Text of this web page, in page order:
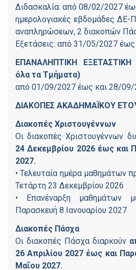
Διδασκαλία: από 08/02/2027
ημερολογιακές εβδομάδες ΔΕ-
αναπληρώσεων, 2 διακοπών
Εξετάσεις: από 31/05/2027
ΕΠΑΝΑΛΗΠΤΙΚΗ
όλα τα Τμήματα)
από 01/09/2027 έως και 28/09/
ΔΙΑΚΟΠΕΣ ΑΚΑΔΗΜΑΪΚΟΥ
Διακοπές Χριστουγέννων
Οι διακοπές Χριστουγέννων
24 Δεκεμβρίου 2026 έως και
2027.
• Τελευταία ημέρα μαθημάτων
Τετάρτη 23 Δεκεμβρίου 2026
• Επανέναρξη μαθημάτων
Παρασκευή 8 Ιανουαρίου 2027
Διακοπές Πάσχα
Οι διακοπές Πάσχα διαρκούν
26 Απριλίου 2027 έως και
Μαΐου 2027.